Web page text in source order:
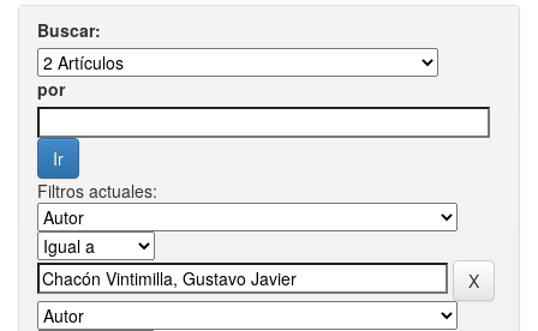
Buscar:
por
Filtros actuales: